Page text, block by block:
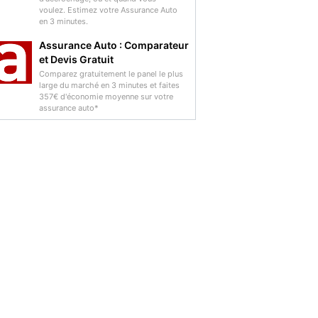
voulez. Estimez votre Assurance Auto
en 3 minutes.
Assurance Auto : Comparateur
et Devis Gratuit
Comparez gratuitement le panel le plus
large du marché en 3 minutes et faites
357€ d'économie moyenne sur votre
assurance auto*